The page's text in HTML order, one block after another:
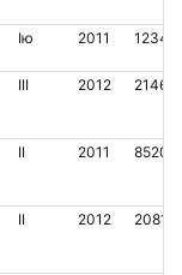
Iю 2011
III 2012
II 2011
II 2012